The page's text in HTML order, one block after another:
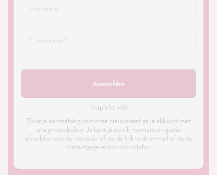
Aanmelden
Verplicht veld ·
Door je aanmelding voor onze nieuwsbrief ga je akkoord met
ons privacybeleid. Je kunt je op elk moment en gratis
afmelden voor de nieuwsbrief via de link in de e-mail of via de
contactgegevens in ons colofon.